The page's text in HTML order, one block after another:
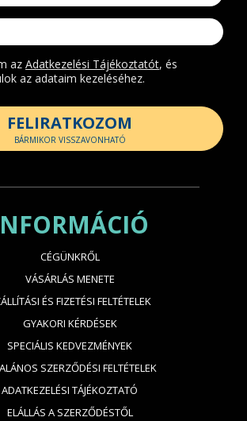
az Adatkezelési Tájékoztatót, és
az adataim kezeléséhez.
FELIRATKOZOM
BÁRMIKOR VISSZAVONHATÓ
CÉGÜNKRŐL
VÁSÁRLÁS MENETE
ÉS FIZETÉSI FELTÉTELEK
GYAKORI KÉRDÉSEK
SPECIÁLIS KEDVEZMÉNYEK
SZERZŐDÉSI FELTÉTELEK
ADATKEZELÉSI TÁJÉKOZTATÓ
ELÁLLÁS A SZERZŐDÉSTŐL